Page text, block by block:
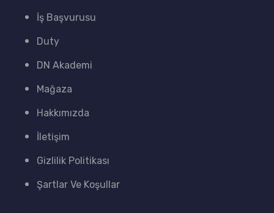
İş Başvurusu
Duty
DN Akademi
Mağaza
Hakkımızda
İletişim
Gizlilik Politikası
Şartlar Ve Koşullar